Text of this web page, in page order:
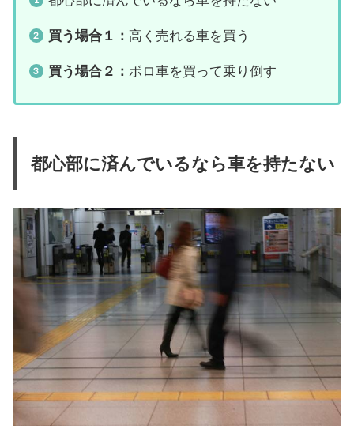
買う場合１： 高く売れる車を買う
買う場合２： ボロ車を買って乗り倒す
都心部に済んでいるなら車を持たない